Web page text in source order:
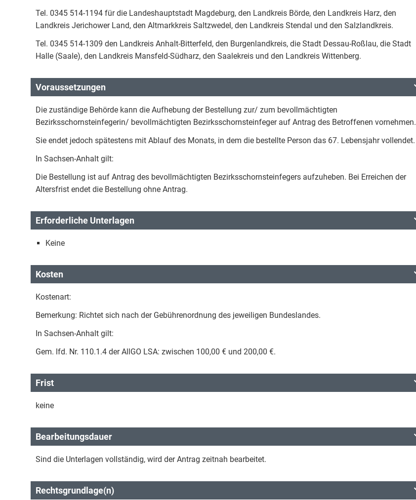
Tel. 0345 514-1194 für die Landeshauptstadt Magdeburg, den Landkreis Börde, den Landkreis Harz, den
Landkreis Jerichower Land, den Altmarkkreis Saltzwedel, den Landkreis Stendal und den Salzlandkreis.
Tel. 0345 514-1309 den Landkreis Anhalt-Bitterfeld, den Burgenlandkreis, die Stadt Dessau-Roßlau, die Stadt
Halle (Saale), den Landkreis Mansfeld-Südharz, den Saalekreis und den Landkreis Wittenberg.
Voraussetzungen
Die zuständige Behörde kann die Aufhebung der Bestellung zur/ zum bevollmächtigten
Bezirksschornsteinfegerin/ bevollmächtigten Bezirksschornsteinfeger auf Antrag des Betroffenen vornehmen.
Sie endet jedoch spätestens mit Ablauf des Monats, in dem die bestellte Person das 67. Lebensjahr vollendet.
In Sachsen-Anhalt gilt:
Die Bestellung ist auf Antrag des bevollmächtigten Bezirksschornsteinfegers aufzuheben. Bei Erreichen der
Altersfrist endet die Bestellung ohne Antrag.
Erforderliche Unterlagen
Keine
Kosten
Kostenart:
Bemerkung: Richtet sich nach der Gebührenordnung des jeweiligen Bundeslandes.
In Sachsen-Anhalt gilt:
Gem. lfd. Nr. 110.1.4 der AllGO LSA: zwischen 100,00 € und 200,00 €.
Frist
keine
Bearbeitungsdauer
Sind die Unterlagen vollständig, wird der Antrag zeitnah bearbeitet.
Rechtsgrundlage(n)